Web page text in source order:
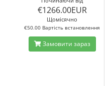
€1266.00EUR
Щомісячно
€50.00 Вартість встановлення
Замовити зараз